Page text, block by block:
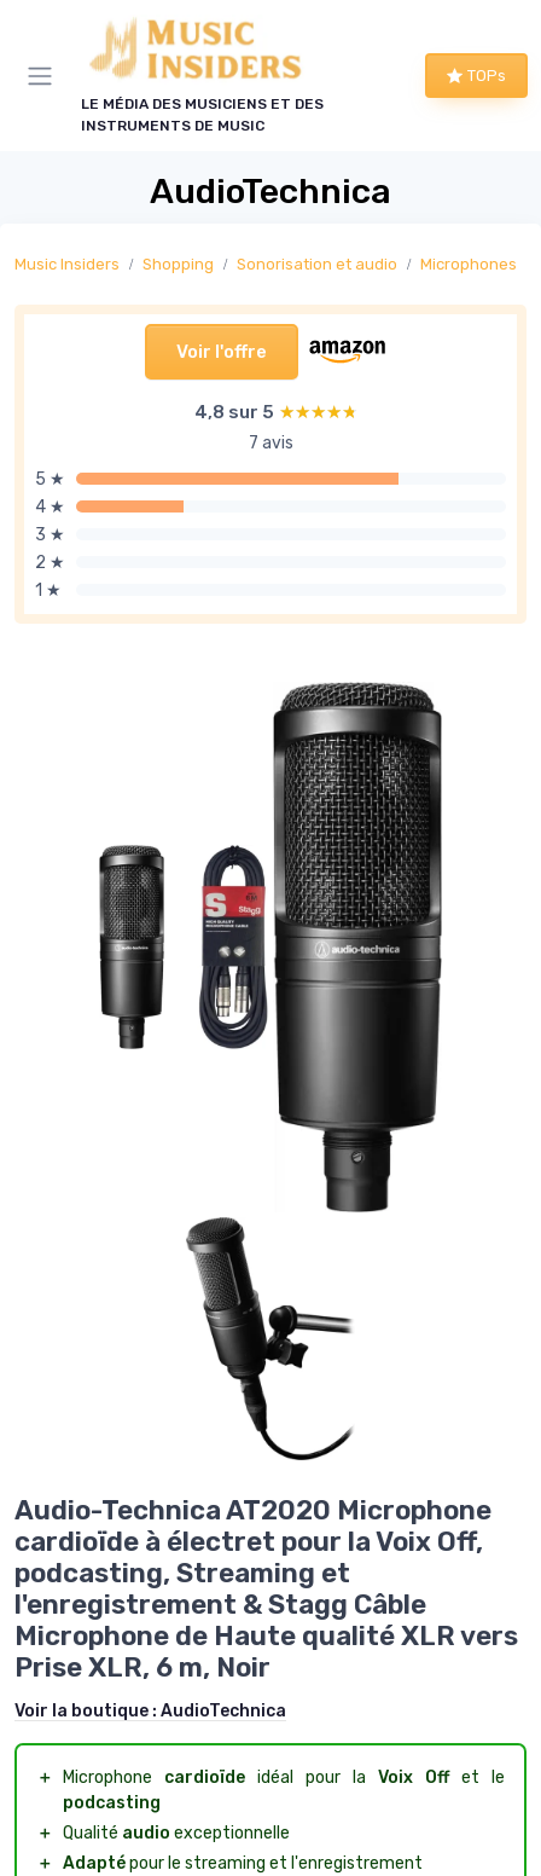
LE MÉDIA DES MUSICIENS ET DES
INSTRUMENTS DE MUSIC
TOPs
AudioTechnica
Music Insiders Shopping Sonorisation et audio Microphones
Voir l'offre
4,8 sur 5 ★★★★★
★★★★★
7 avis
5 ★
4 ★
3 ★
2 ★
1 ★
Audio-Technica AT2020 Microphone
cardioïde à électret pour la Voix Off,
podcasting, Streaming et
l'enregistrement & Stagg Câble
Microphone de Haute qualité XLR vers
Prise XLR, 6 m, Noir
Voir la boutique : AudioTechnica
＋ Microphone cardioïde idéal pour la Voix Offet le
podcasting
＋ Qualité audio exceptionnelle
＋ Adaptépour le streaming et l'enregistrement
Panneau de gestion des cookies